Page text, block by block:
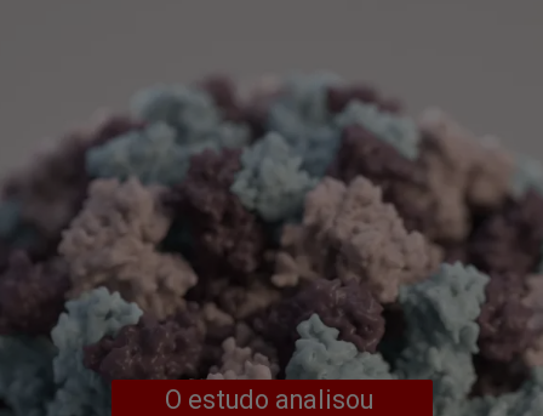
O estudo analisou